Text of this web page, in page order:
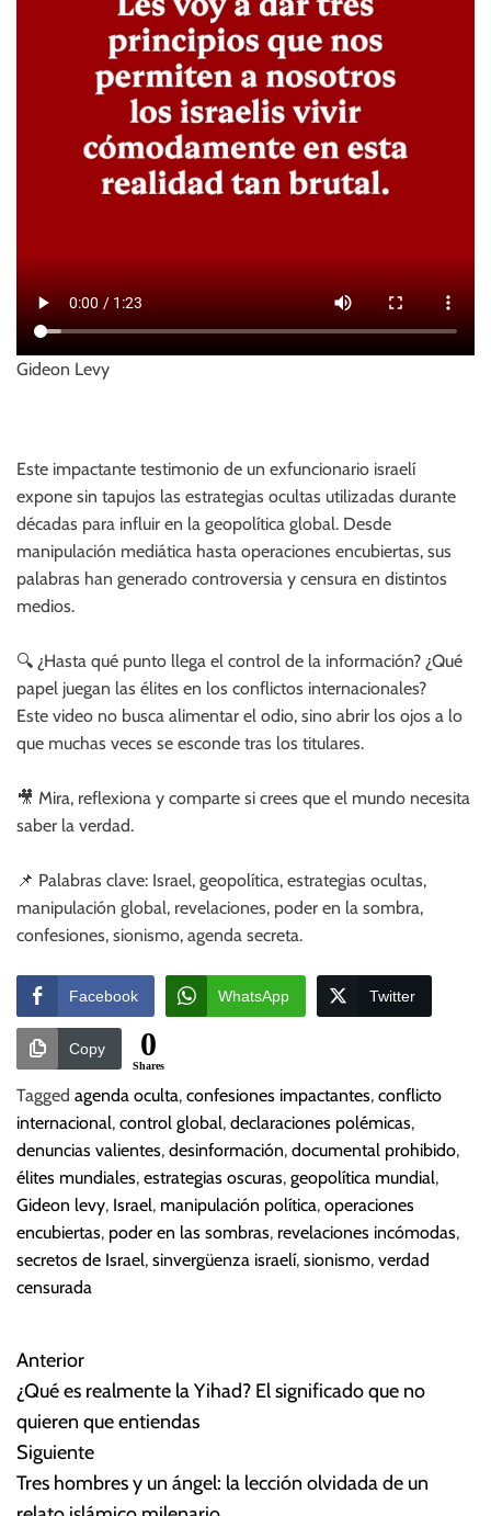
Gideon Levy
Este impactante testimonio de un exfuncionario israelí
expone sin tapujos las estrategias ocultas utilizadas durante
décadas para influir en la geopolítica global. Desde
manipulación mediática hasta operaciones encubiertas, sus
palabras han generado controversia y censura en distintos
medios.
🔍 ¿Hasta qué punto llega el control de la información? ¿Qué
papel juegan las élites en los conflictos internacionales?
Este video no busca alimentar el odio, sino abrir los ojos a lo
que muchas veces se esconde tras los titulares.
🎥 Mira, reflexiona y comparte si crees que el mundo necesita
saber la verdad.
📌 Palabras clave: Israel, geopolítica, estrategias ocultas,
manipulación global, revelaciones, poder en la sombra,
confesiones, sionismo, agenda secreta.
Facebook WhatsApp Twitter
Copy 0
Shares
Tagged agenda oculta, confesiones impactantes, conflicto
internacional, control global, declaraciones polémicas,
denuncias valientes, desinformación, documental prohibido,
élites mundiales, estrategias oscuras, geopolítica mundial,
Gideon levy, Israel, manipulación política, operaciones
encubiertas, poder en las sombras, revelaciones incómodas,
secretos de Israel, sinvergüenza israelí, sionismo, verdad
censurada
N
a
v
e
Anterior
¿Qué es realmente la Yihad? El significado que no
quieren que entiendas
Siguiente
Tres hombres y un ángel: la lección olvidada de un